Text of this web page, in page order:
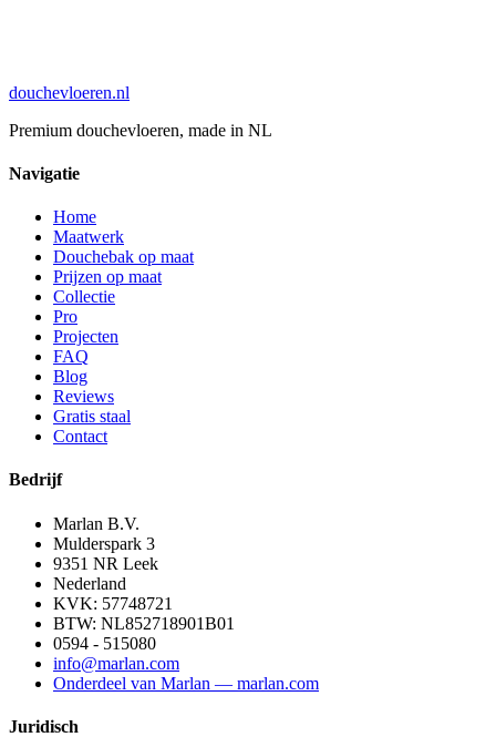
douchevloeren.nl
Premium douchevloeren, made in NL
Navigatie
Home
Maatwerk
Douchebak op maat
Prijzen op maat
Collectie
Pro
Projecten
FAQ
Blog
Reviews
Gratis staal
Contact
Bedrijf
Marlan B.V.
Mulderspark 3
9351 NR Leek
Nederland
KVK: 57748721
BTW: NL852718901B01
0594 - 515080
info@marlan.com
Onderdeel van Marlan — marlan.com
Juridisch